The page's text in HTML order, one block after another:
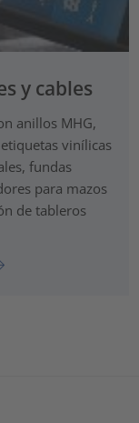
y cables
anillos MHG,
vinílicas
fundas
para mazos
de tableros